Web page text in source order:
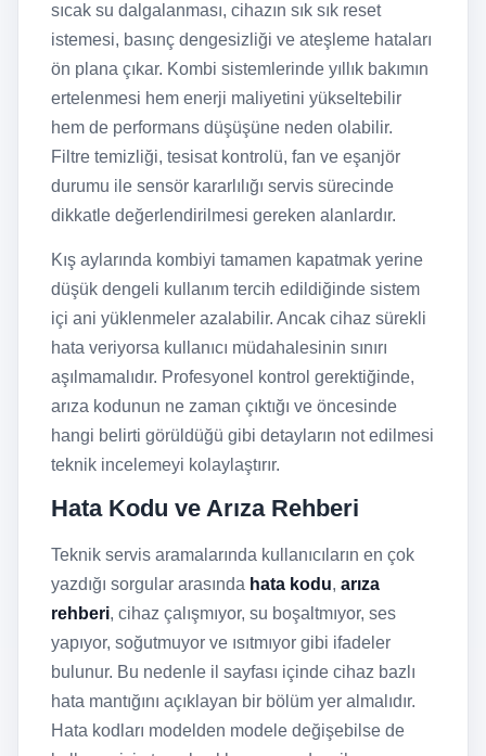
sıcak su dalgalanması, cihazın sık sık reset
istemesi, basınç dengesizliği ve ateşleme hataları
ön plana çıkar. Kombi sistemlerinde yıllık bakımın
ertelenmesi hem enerji maliyetini yükseltebilir
hem de performans düşüşüne neden olabilir.
Filtre temizliği, tesisat kontrolü, fan ve eşanjör
durumu ile sensör kararlılığı servis sürecinde
dikkatle değerlendirilmesi gereken alanlardır.
Kış aylarında kombiyi tamamen kapatmak yerine
düşük dengeli kullanım tercih edildiğinde sistem
içi ani yüklenmeler azalabilir. Ancak cihaz sürekli
hata veriyorsa kullanıcı müdahalesinin sınırı
aşılmamalıdır. Profesyonel kontrol gerektiğinde,
arıza kodunun ne zaman çıktığı ve öncesinde
hangi belirti görüldüğü gibi detayların not edilmesi
teknik incelemeyi kolaylaştırır.
Hata Kodu ve Arıza Rehberi
Teknik servis aramalarında kullanıcıların en çok
yazdığı sorgular arasında hata kodu, arıza
rehberi, cihaz çalışmıyor, su boşaltmıyor, ses
yapıyor, soğutmuyor ve ısıtmıyor gibi ifadeler
bulunur. Bu nedenle il sayfası içinde cihaz bazlı
hata mantığını açıklayan bir bölüm yer almalıdır.
Hata kodları modelden modele değişebilse de